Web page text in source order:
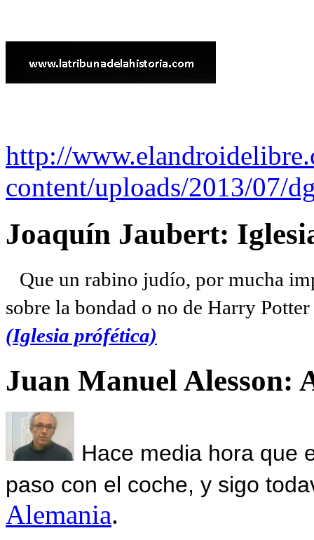
http://
content/uploads/2013/07/
Joaquín Jaubert:
Que un rabino judío, por mucha
sobre la bondad o no de Harry
(Iglesia prófética)
Juan Manuel Alesson:
Hace media hora que
paso con el coche, y sigo
Alemania.